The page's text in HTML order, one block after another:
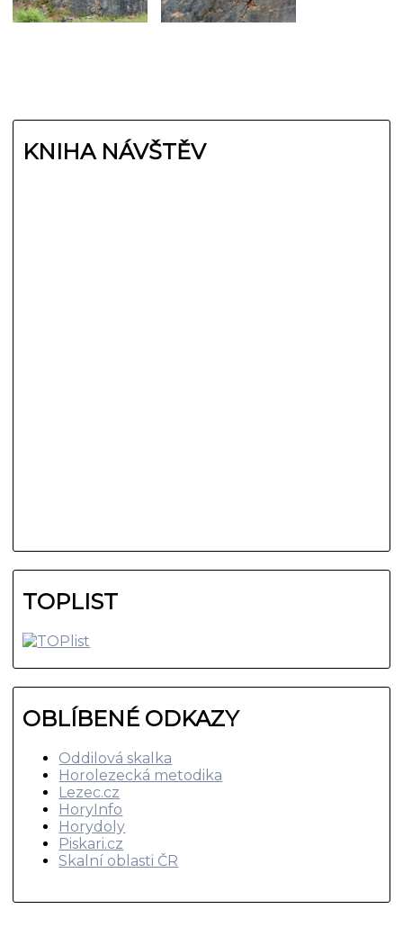
KNIHA NÁVŠTĚV
TOPLIST
OBLÍBENÉ ODKAZY
Oddilová skalka
Horolezecká metodika
Lezec.cz
HoryInfo
Horydoly
Piskari.cz
Skalní oblasti ČR